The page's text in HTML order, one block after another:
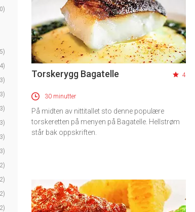
Torskerygg Bagatelle 4
30 minutter
På midten av nittitallet sto denne populære
torskeretten på menyen på Bagatelle. Hellstrøm
står bak oppskriften.